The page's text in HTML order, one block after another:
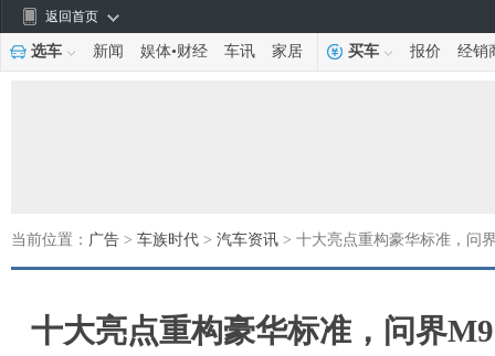
返回首页
选车 新闻 娱体•财经 车讯 家居 买车 报价 经销
当前位置： 广告 > 车族时代 > 汽车资讯 > 十大亮点重构豪华标准，问
十大亮点重构豪华标准，问界